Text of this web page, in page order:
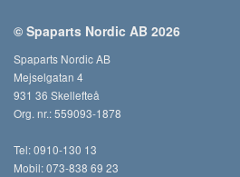
© Spaparts Nordic AB 2026
Spaparts Nordic AB
Mejselgatan 4
931 36 Skellefteå
Org. nr.: 559093-1878
Tel: 0910-130 13
Mobil: 073-838 69 23